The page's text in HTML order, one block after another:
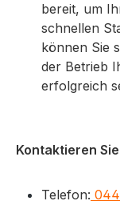
bereit, um
schnellen
können Sie
der Betrieb
erfolgreich
Kontaktieren
Telefon: